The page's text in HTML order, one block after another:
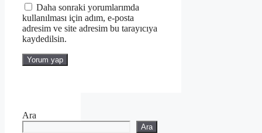
Daha sonraki yorumlarımda
kullanılması için adım, e-posta
adresim ve site adresim bu tarayıcıya
kaydedilsin.
Ara
Ara